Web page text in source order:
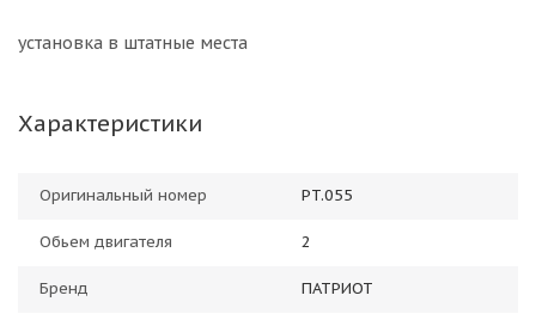
установка в штатные места
Характеристики
Оригинальный номер PT.055
Обьем двигателя 2
Бренд ПАТРИОТ